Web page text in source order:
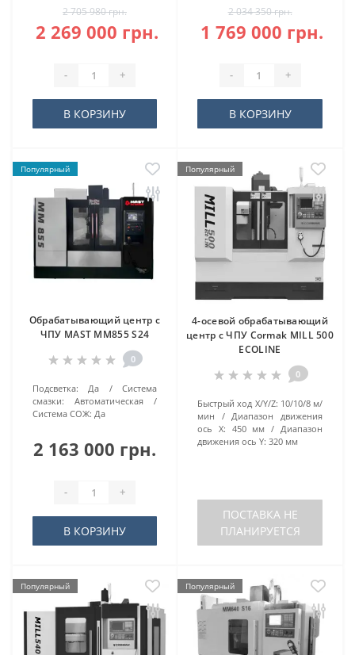
2 705 980 грн.
2 269 000 грн.
- +
В КОРЗИНУ
2 034 350 грн.
1 769 000 грн.
- +
В КОРЗИНУ
Популярный
Обрабатывающий центр с
ЧПУ MAST MM855 S24
0
Подсветка: Да
Система
смазки:
Автоматическая
Система СОЖ: Да
2 163 000 грн.
- +
В КОРЗИНУ
Популярный
4-осевой обрабатывающий
центр с ЧПУ Cormak MILL 500
ECOLINE
0
Быстрый ход X/Y/Z: 10/10/8 м/
мин
Диапазон движения
ось X: 450 мм
Диапазон
движения ось Y: 320 мм
ПОСТАВКА НЕ
ПЛАНИРУЕТСЯ
Популярный Популярный